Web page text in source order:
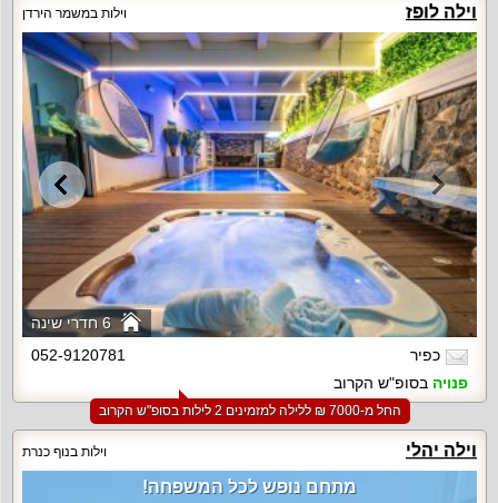
וילה לופז וילות במשמר הירדן
6 חדרי שינה
כפיר
052-9120781
פנויה בסופ"ש הקרוב
החל מ-‏7000 ₪ ללילה למזמינים 2 לילות בסופ"ש הקרוב
וילה יהלי וילות בנוף כנרת
מתחם נופש לכל המשפחה!